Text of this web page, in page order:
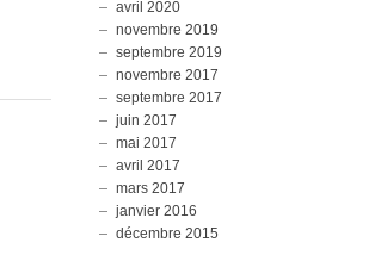
avril 2020
novembre 2019
septembre 2019
novembre 2017
septembre 2017
juin 2017
mai 2017
avril 2017
mars 2017
janvier 2016
décembre 2015